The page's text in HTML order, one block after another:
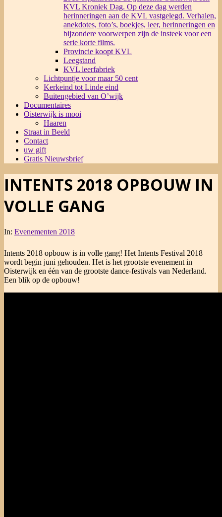
KVL Kroniek Dag. Op deze dag werden
herinneringen aan de KVL vastgelegd. Verhalen,
anekdotes, foto’s, boekjes, leer, herinneringen en
bijzondere voorwerpen zijn de insteek voor een
serie korte films.
Provincie koopt KVL
Leegstand
KVL leerfabriek
Lichtpuntje voor maar 50 cent
Kerkeind tot Linde eind
Buitengebied van O’wijk
Documentaires
Oisterwijk is mooi
Haaren
Straat in Beeld
Contact
uw gift
Gratis Nieuwsbrief
INTENTS 2018 OPBOUW IN
VOLLE GANG
In: Evenementen 2018
Intents 2018 opbouw is in volle gang! Het Intents Festival 2018
wordt begin juni gehouden. Het is het grootste evenement in
Oisterwijk en één van de grootste dance-festivals van Nederland.
Een blik op de opbouw!